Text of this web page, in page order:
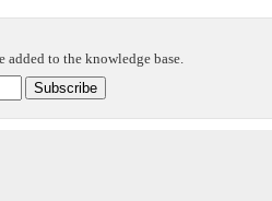
added to the knowledge base.